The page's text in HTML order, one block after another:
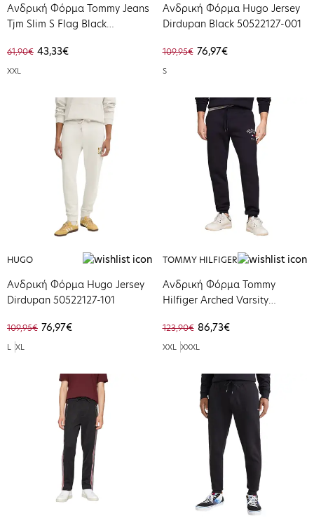
Ανδρική Φόρμα Tommy Jeans
Tjm Slim S Flag Black
61,90€ 43,33€
XXL
Ανδρική Φόρμα Hugo Jersey
Dirdupan Black 50522127-001
109,95€ 76,97€
S
HUGO
Ανδρική Φόρμα Hugo Jersey
Dirdupan 50522127-101
109,95€ 76,97€
L XL
TOMMY HILFIGER
Ανδρική Φόρμα Tommy
Hilfiger Arched Varsity
MW0MW33642-DW5
123,90€ 86,73€
XXL XXXL